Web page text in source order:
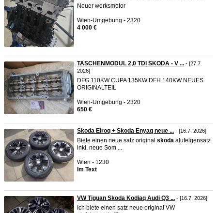
Neuer werksmotor
Wien-Umgebung - 2320
4 000 €
TASCHENMODUL 2,0 TDI SKODA - V ... - [27.7.
2026]
DFG 110KW CUPA 135KW DFH 140KW NEUES
ORIGINALTEIL
Wien-Umgebung - 2320
650 €
Skoda Elroq + Skoda Enyaq neue ... - [16.7. 2026]
Biete einen neue satz original skoda alufelgensatz
inkl. neue Som ...
Wien - 1230
Im Text
VW Tiguan Skoda Kodiaq Audi Q3 ... - [16.7. 2026]
Ich biete einen satz neue original VW